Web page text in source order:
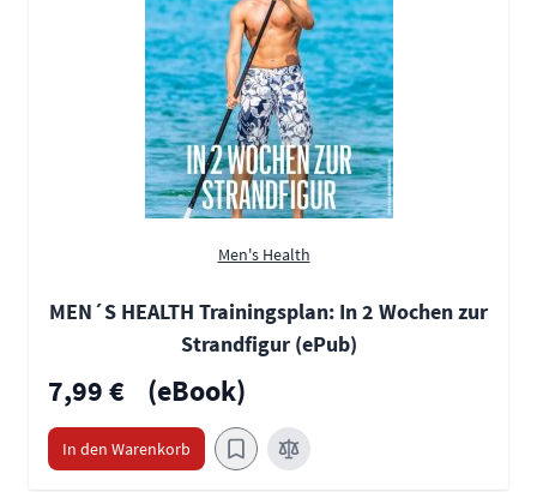
Men's Health
MEN´S HEALTH Trainingsplan: In 2 Wochen zur
Strandfigur (ePub)
7,99 € (eBook)
In den Warenkorb